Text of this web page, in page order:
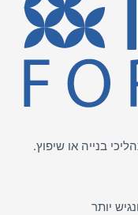
בנייה או שיפוץ.
יותר